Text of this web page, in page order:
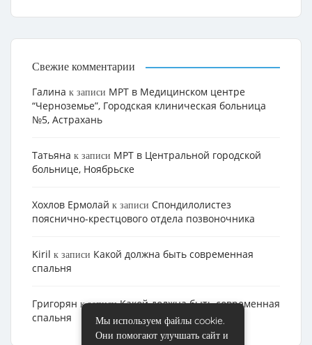
Свежие комментарии
Галина к записи МРТ в Медицинском центре
“Черноземье”, Городская клиническая больница
№5, Астрахань
Татьяна к записи МРТ в Центральной городской
больнице, Ноябрьске
Хохлов Ермолай к записи Cпондилолистез
пояснично-крестцового отдела позвоночника
Kiril к записи Какой должна быть современная
спальня
Григорян к записиКакой должна быть современная
спальня
Мы используем файлы cookie.
Они помогают улучшать сайт и